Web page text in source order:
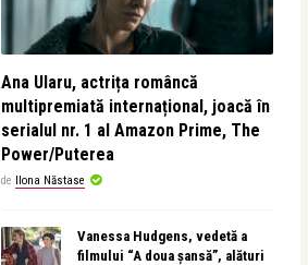
Ana Ularu, actrița româncă
multipremiată internațional, joacă în
serialul nr. 1 al Amazon Prime, The
Power/Puterea
de Ilona Năstase
Vanessa Hudgens, vedetă a
filmului “A doua șansă”, alături